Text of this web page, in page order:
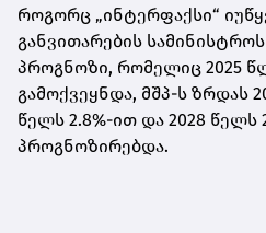
როგორც „ინტერფაქსი“
განვითარების
პროგნოზი, რომელიც 2025
გამოქვეყნდა, მშპ-ს ზრდას
წელს 2.8%-ით და 2028 წელს
პროგნოზირებდა.